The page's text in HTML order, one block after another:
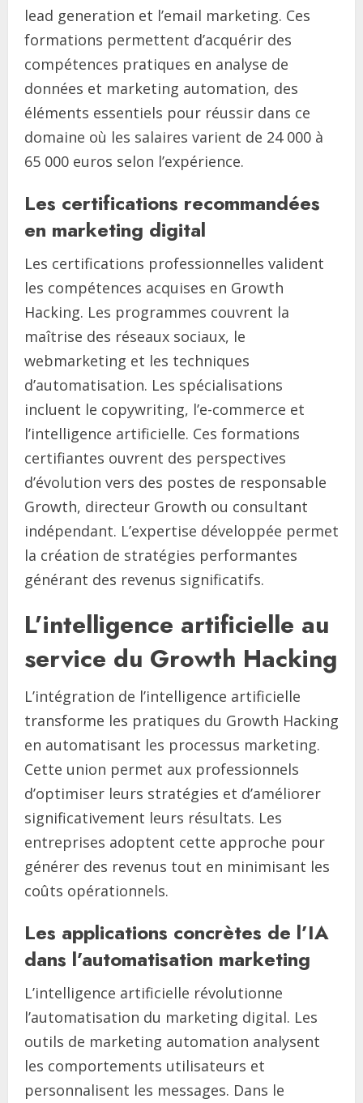
lead generation et l’email marketing. Ces
formations permettent d’acquérir des
compétences pratiques en analyse de
données et marketing automation, des
éléments essentiels pour réussir dans ce
domaine où les salaires varient de 24 000 à
65 000 euros selon l’expérience.
Les certifications recommandées
en marketing digital
Les certifications professionnelles valident
les compétences acquises en Growth
Hacking. Les programmes couvrent la
maîtrise des réseaux sociaux, le
webmarketing et les techniques
d’automatisation. Les spécialisations
incluent le copywriting, l’e-commerce et
l’intelligence artificielle. Ces formations
certifiantes ouvrent des perspectives
d’évolution vers des postes de responsable
Growth, directeur Growth ou consultant
indépendant. L’expertise développée permet
la création de stratégies performantes
générant des revenus significatifs.
L’intelligence artificielle au
service du Growth Hacking
L’intégration de l’intelligence artificielle
transforme les pratiques du Growth Hacking
en automatisant les processus marketing.
Cette union permet aux professionnels
d’optimiser leurs stratégies et d’améliorer
significativement leurs résultats. Les
entreprises adoptent cette approche pour
générer des revenus tout en minimisant les
coûts opérationnels.
Les applications concrètes de l’IA
dans l’automatisation marketing
L’intelligence artificielle révolutionne
l’automatisation du marketing digital. Les
outils de marketing automation analysent
les comportements utilisateurs et
personnalisent les messages. Dans le